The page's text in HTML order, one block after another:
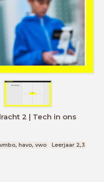
2 | Tech in ons
vmbo, havo, vwo Leerjaar 2,3